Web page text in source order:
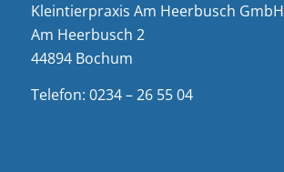
Kleintierpraxis Am Heerbusch GmbH
Am Heerbusch 2
44894 Bochum
Telefon: 0234 – 26 55 04